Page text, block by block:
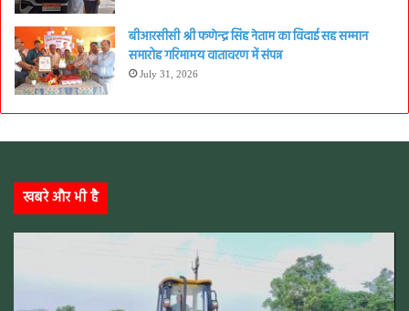
बीआरसीसी श्री फणेन्द्र सिंह नेताम का विदाई सह सम्मान
समारोह गरिमामय वातावरण में संपन्न
July 31, 2026
खबरे और भी है